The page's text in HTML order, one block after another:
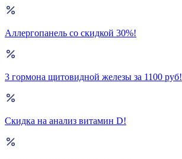
Аллергопанель со скидкой 30%!
3 гормона щитовидной железы за 1100 руб!
Скидка на анализ витамин D!